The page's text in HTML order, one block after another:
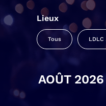
Lieux
Tous LDLC
AOÛT 2026